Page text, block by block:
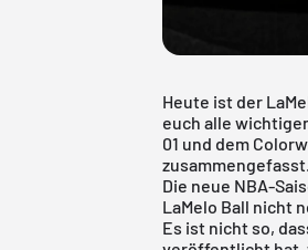
Heute ist der
euch alle
01 und dem
Die neue NBA-
LaMelo Ball nicht
Es ist nicht so,